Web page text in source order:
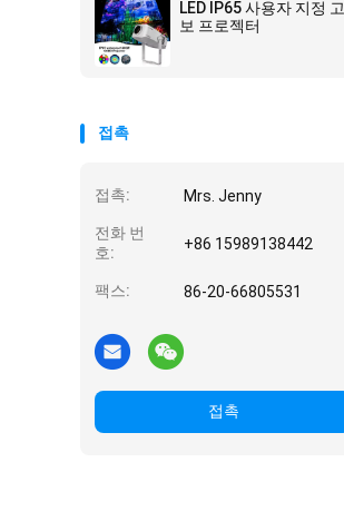
LED IP65 사용자 지정 고
보 프로젝터
접촉
접촉: Mrs. Jenny
전화 번
호:
+86 15989138442
팩스: 86-20-66805531
접촉